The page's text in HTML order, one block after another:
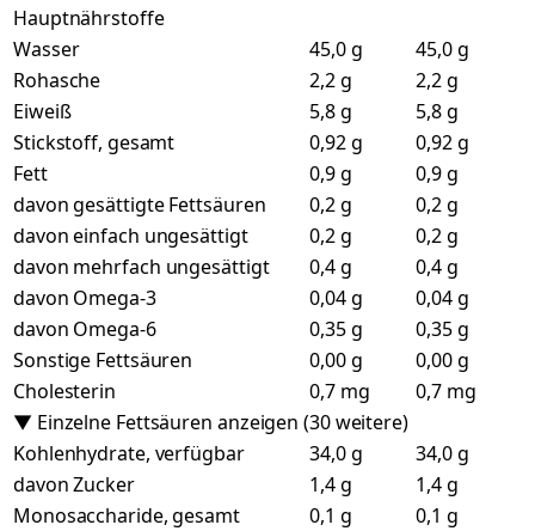
Hauptnährstoffe
Wasser
45,0 g
45,0 g
Rohasche
2,2 g
2,2 g
Eiweiß
5,8 g
5,8 g
Stickstoff, gesamt
0,92 g
0,92 g
Fett
0,9 g
0,9 g
davon gesättigte Fettsäuren
0,2 g
0,2 g
davon einfach ungesättigt
0,2 g
0,2 g
davon mehrfach ungesättigt
0,4 g
0,4 g
davon Omega-3
0,04 g
0,04 g
davon Omega-6
0,35 g
0,35 g
Sonstige Fettsäuren
0,00 g
0,00 g
Cholesterin
0,7 mg
0,7 mg
▼ Einzelne Fettsäuren anzeigen (30 weitere)
Kohlenhydrate, verfügbar
34,0 g
34,0 g
davon Zucker
1,4 g
1,4 g
Monosaccharide, gesamt
0,1 g
0,1 g